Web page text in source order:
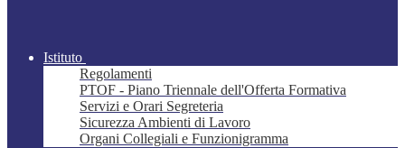
Istituto
Regolamenti
PTOF - Piano Triennale dell'Offerta Formativa
Servizi e Orari Segreteria
Sicurezza Ambienti di Lavoro
Organi Collegiali e Funzionigramma